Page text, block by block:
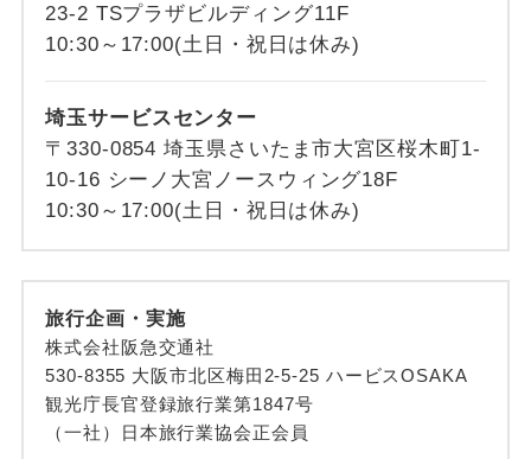
23-2 TSプラザビルディング11F
10:30～17:00(土日・祝日は休み)
埼玉サービスセンター
〒330-0854 埼玉県さいたま市大宮区桜木町1-
10-16 シーノ大宮ノースウィング18F
10:30～17:00(土日・祝日は休み)
旅行企画・実施
株式会社阪急交通社
530-8355 大阪市北区梅田2-5-25 ハービスOSAKA
観光庁長官登録旅行業第1847号
（一社）日本旅行業協会正会員